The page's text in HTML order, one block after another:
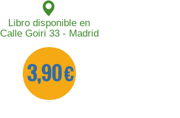
Libro disponible en
Calle Goiri 33 - Madrid
3,90 €